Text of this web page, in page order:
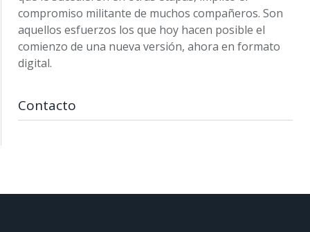
compromiso militante de muchos compañeros. Son
aquellos esfuerzos los que hoy hacen posible el
comienzo de una nueva versión, ahora en formato
digital.
Contacto